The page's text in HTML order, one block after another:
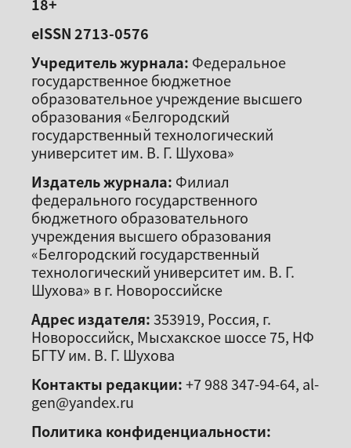
eISSN 2713-0576
Учредитель журнала: Федеральное
государственное бюджетное
образовательное учреждение высшего
образования «Белгородский
государственный технологический
университет им. В. Г. Шухова»
Издатель журнала: Филиал
федерального государственного
бюджетного образовательного
учреждения высшего образования
«Белгородский государственный
технологический университет им. В. Г.
Шухова» в г. Новороссийске
Адрес издателя:353919, Россия, г.
Новороссийск, Мысхакское шоссе 75, НФ
БГТУ им. В. Г. Шухова
Контакты редакции:+7 988 347-94-64, al-
gen@yandex.ru
Политика конфиденциальности: